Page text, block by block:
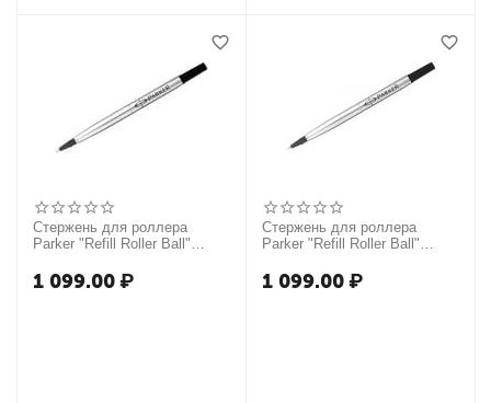
Стержень для роллера
Parker "Refill Roller Ball"
1 099.00₽
Стержень для роллера
Parker "Refill Roller Ball"
1 099.00₽